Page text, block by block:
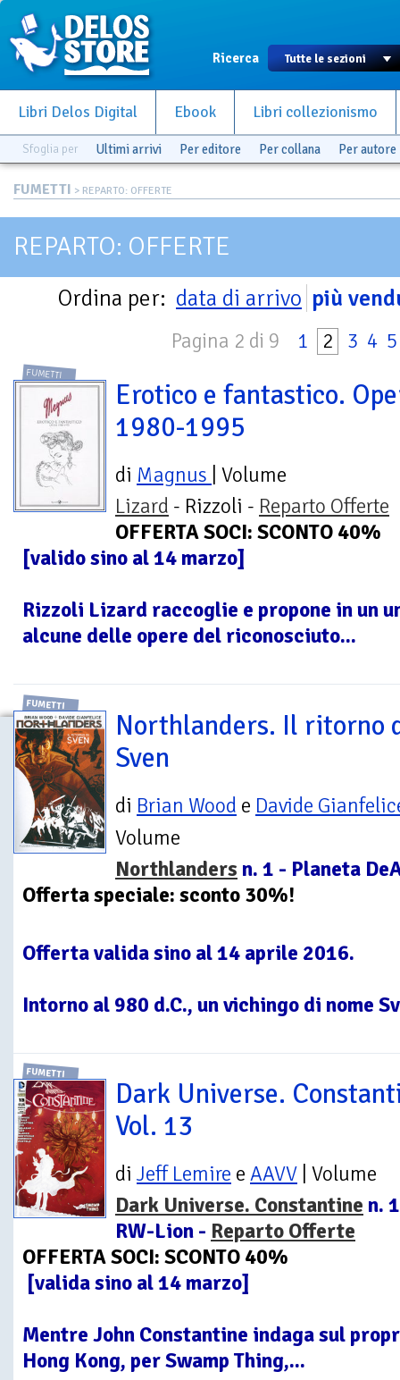
Ricerca
Libri Delos Digital Ebook Libri collezionismo
Sfoglia per Ultimi arrivi Per editore Per collana Per autore
FUMETTI > REPARTO: OFFERTE
REPARTO: OFFERTE
Ordina per: data di arrivo più
Pagina 2 di 9 1 2 3 4 5
FUMETTI
Erotico e fantastico.
1980-1995
di Magnus | Volume
Lizard - Rizzoli - Reparto Offerte
OFFERTA SOCI: SCONTO 40%
[valido sino al 14 marzo]
Rizzoli Lizard raccoglie e propone in un
alcune delle opere del riconosciuto...
FUMETTI
Northlanders. Il ritorno
Sven
di Brian Wood e Davide
Volume
Northlanders n. 1 - Planeta
Offerta speciale: sconto 30%!
Offerta valida sino al 14 aprile 2016.
Intorno al 980 d.C., un vichingo di nome
FUMETTI
Dark Universe.
Vol. 13
di Jeff Lemire e AAVV | Volume
Dark Universe. Constantine n.
RW-Lion - Reparto Offerte
OFFERTA SOCI: SCONTO 40%
[valida sino al 14 marzo]
Mentre John Constantine indaga sul
Hong Kong, per Swamp Thing,...